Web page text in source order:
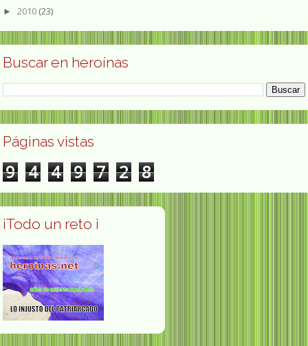
► 2010 (23)
Buscar en heroínas
Páginas vistas
9 4 4 9 7 2 8
¡Todo un reto ¡